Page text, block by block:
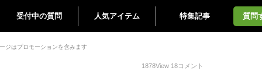
受付中の質問 人気アイテム 特集記事 質問
ジはプロモーションを含みます
1878View 18コメント